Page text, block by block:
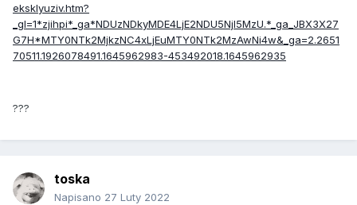
eksklyuziv.htm?
_gl=1*zjihpi*_ga*NDUzNDkyMDE4LjE2NDU5NjI5MzU.*_ga_JBX3X27
G7H*MTY0NTk2MjkzNC4xLjEuMTY0NTk2MzAwNi4w&_ga=2.2651
70511.1926078491.1645962983-453492018.1645962935
???
toska
Napisano 27 Luty 2022